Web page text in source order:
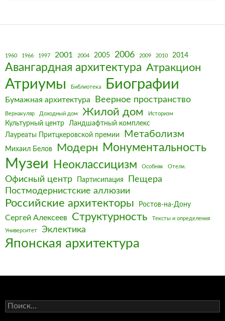
1960 1966 1997 2001 2004 2005 2006 2009 2010 2014
Авангардная архитектура Атракцион
Атриумы Библиотека Биографии
Бумажная архитектура Веерное пространство
Вернакуляр Доходный дом Жилой дом Историзм
Культурный центр
Ландшафтный комплекс
Лауреаты Притцкеровской премии
Метаболизм
Михаил Белов Модерн Монументальность
Музеи Неоклассицизм Особняк Отели.
Офисный центр Партисипация
Пещера
Постмодернистские аллюзии
Российские архитекторы Ростов-на-Дону
Сергей Алексеев Структурность Тексты и определения
Университет Эклектика
Японская архитектура
Найти: